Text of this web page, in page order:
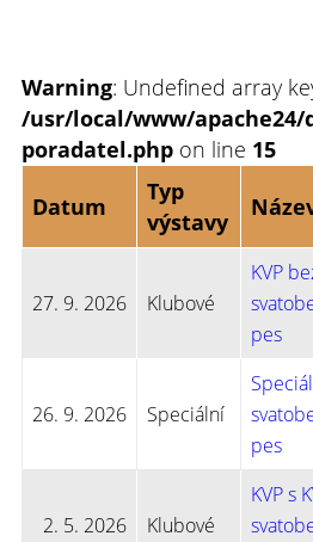
Warning: Undefined array
/usr/local/www/
poradatel.phpon line 15
Datum
Typ
výstavy
27. 9. 2026 Klubové
KVP
pes
26. 9. 2026 Speciální
pes
2. 5. 2026 Klubové
KVP s